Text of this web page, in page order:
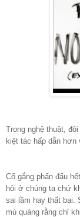
Trong nghệ thuật,
kiệt tác hấp dẫn
Cố gắng phấn đấu
hỏi ở chúng ta chứ
sai lầm hay thất bại.
mù quáng rằng chỉ